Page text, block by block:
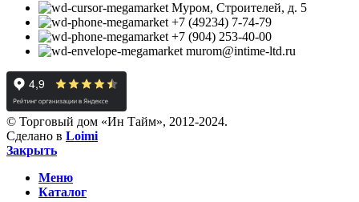
Муром, Строителей, д. 5
+7 (49234) 7-74-79
+7 (904) 253-40-00
murom@intime-ltd.ru
© Торговый дом «Ин Тайм», 2012-2024.
Сделано в Loimi
Закрыть
Меню
Каталог